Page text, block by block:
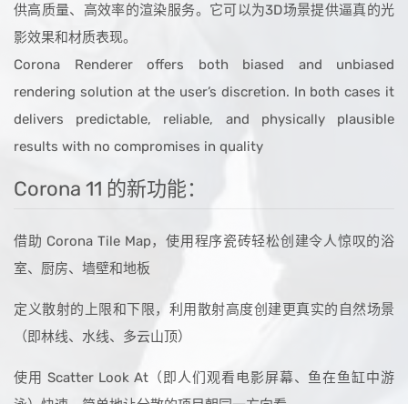
供高质量、高效率的渲染服务。它可以为3D场景提供逼真的光
影效果和材质表现。
Corona Renderer offers both biased and unbiased
rendering solution at the user’s discretion. In both cases it
delivers predictable, reliable, and physically plausible
results with no compromises in quality
Corona 11 的新功能：
借助 Corona Tile Map，使用程序瓷砖轻松创建令人惊叹的浴
室、厨房、墙壁和地板
定义散射的上限和下限，利用散射高度创建更真实的自然场景
（即林线、水线、多云山顶）
使用 Scatter Look At（即人们观看电影屏幕、鱼在鱼缸中游